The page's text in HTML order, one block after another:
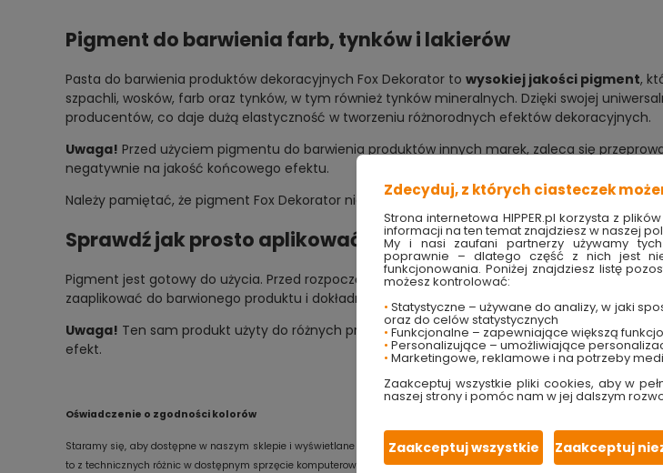
Pigment do barwienia farb, tynków i lakierów
Pasta do barwienia produktów dekoracyjnych Fox Dekorator to wysokiej jakości pigment,
szpachli, wosków, farb oraz tynków, w tym również tynków mineralnych. Dzięki swojej
producentów, co daje dużą elastyczność w tworzeniu różnorodnych efektów dekoracyjnych.
Uwaga! Przed użyciem pigmentu do barwienia produktów innych marek, zaleca się
negatywnie na jakość końcowego efektu.
Należy pamiętać, że pigment Fox Dekorator nie jest gotową farbą, lecz koncentratem, który
Sprawdź jak prosto aplikować ten produkt
Pigment jest gotowy do użycia. Przed rozpoczęciem pracy należy intensywniewstrząsnąć
zaaplikować do barwionego produktu i dokładnie wymieszać. W zależności od intensywności
Uwaga! Ten sam produkt użyty do różnych produktów może dać zupełnie inny odcień i
efekt.
Oświadczenie o zgodności kolorów
Staramy się, aby dostępne w naszym sklepie i wyświetlane na Twoim ekranie kolory farb jak najdokładniej
to z technicznych różnic w dostępnym sprzęcie komputerowym oraz indywidualnych ustawień monitora i karty graficznej.
Zdecyduj, z których ciasteczek
Strona internetowa HIPPER.pl korzysta z
informacji na ten temat znajdziesz w naszej
My i nasi zaufani partnerzy używamy
poprawnie – dlatego część z nich jest
funkcjonowania. Poniżej znajdziesz listę
możesz kontrolować:
• Statystyczne – używane do analizy, w jaki
oraz do celów statystycznych
• Funkcjonalne – zapewniające większą
• Personalizujące – umożliwiające
• Marketingowe, reklamowe i na potrzeby
Zaakceptuj wszystkie pliki cookies, aby w
naszej strony i pomóc nam w jej dalszym
Zaakceptuj wszystkie Zaakceptuj